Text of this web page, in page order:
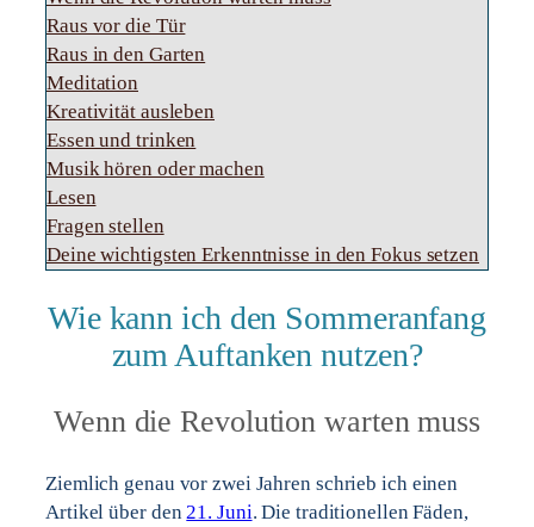
Raus vor die Tür
Raus in den Garten
Meditation
Kreativität ausleben
Essen und trinken
Musik hören oder machen
Lesen
Fragen stellen
Deine wichtigsten Erkenntnisse in den Fokus setzen
Wie kann ich den Sommeranfang
zum Auftanken nutzen?
Wenn die Revolution warten muss
Ziemlich genau vor zwei Jahren schrieb ich einen
Artikel über den 21. Juni. Die traditionellen Fäden,